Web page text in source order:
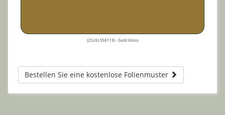
(2526) S5871B - Gold Gloss
Bestellen Sie eine kostenlose Folienmuster